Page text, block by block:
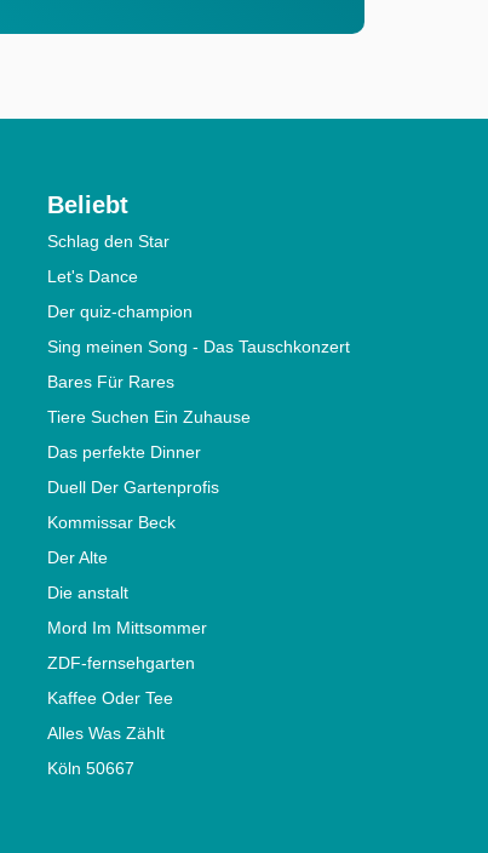
Beliebt
Schlag den Star
Let's Dance
Der quiz-champion
Sing meinen Song - Das Tauschkonzert
Bares Für Rares
Tiere Suchen Ein Zuhause
Das perfekte Dinner
Duell Der Gartenprofis
Kommissar Beck
Der Alte
Die anstalt
Mord Im Mittsommer
ZDF-fernsehgarten
Kaffee Oder Tee
Alles Was Zählt
Köln 50667